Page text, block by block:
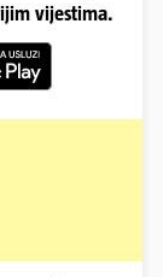
vijestima.